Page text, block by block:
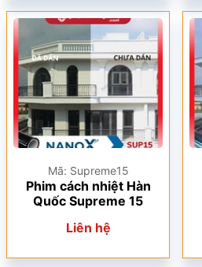
Mã: Supreme15
Phim cách nhiệt Hàn
Quốc Supreme 15
Liên hệ